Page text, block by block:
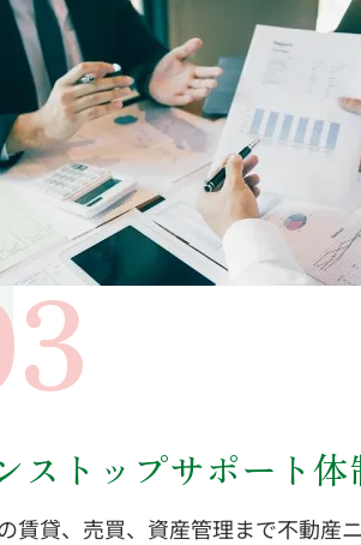
ストップサポート体
賃貸、売買、資産管理まで不動産